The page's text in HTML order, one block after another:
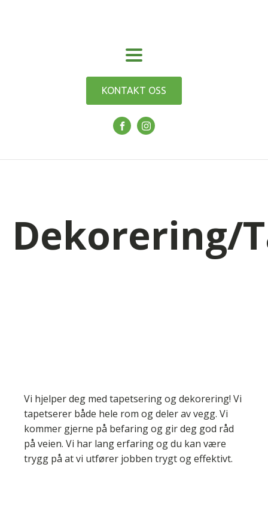
KONTAKT OSS
Dekorering/
Vi hjelper deg med tapetsering og dekorering! Vi
tapetserer både hele rom og deler av vegg. Vi
kommer gjerne på befaring og gir deg god råd
på veien. Vi har lang erfaring og du kan være
trygg på at vi utfører jobben trygt og effektivt.